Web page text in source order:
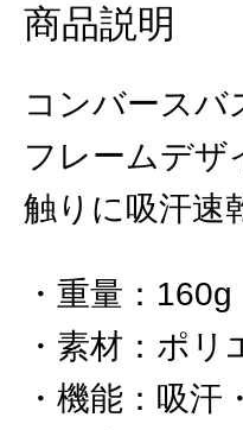
商品説明
コンバースバ
フレームデザ
触りに吸汗速
重量 ： 160g
素材 ： ポリ
機能 ： 吸汗